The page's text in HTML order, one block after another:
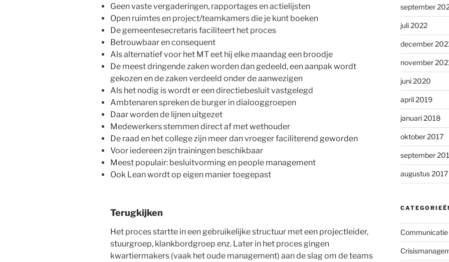
Geen vaste vergaderingen, rapportages en actielijsten
Open ruimtes en project/teamkamers die je kunt boeken
De gemeentesecretaris faciliteert het proces
Betrouwbaar en consequent
Als alternatief voor het MT eet hij elke maandag een broodje
De meest dringende zaken worden dan gedeeld, een aanpak wordt
gekozen en de zaken verdeeld onder de aanwezigen
Als het nodig is wordt er een directiebesluit vastgelegd
Ambtenaren spreken de burger in dialooggroepen
Daar worden de lijnen uitgezet
Medewerkers stemmen direct af met wethouder
De raad en het college zijn meer dan vroeger faciliterend geworden
Voor iedereen zijn trainingen beschikbaar
Meest populair: besluitvorming en people management
Ook Lean wordt op eigen manier toegepast
Terugkijken
Het proces startte in een gebruikelijke structuur met een projectleider,
stuurgroep, klankbordgroep enz. Later in het proces gingen
kwartiermakers (vaak het oude management) aan de slag om de teams
september
juli 2022
december
november
juni 2020
april 2019
januari 2018
oktober 2017
september
augustus 2017
Communicatie